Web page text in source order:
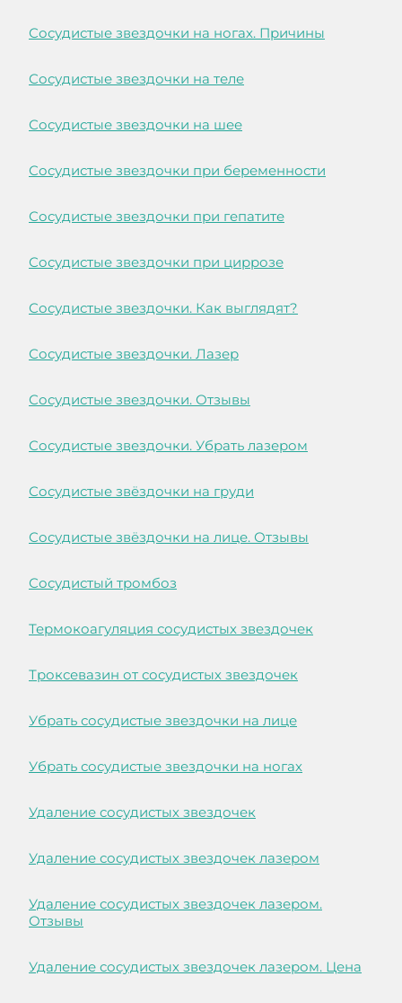
Сосудистые звездочки на ногах. Причины
Сосудистые звездочки на теле
Сосудистые звездочки на шее
Сосудистые звездочки при беременности
Сосудистые звездочки при гепатите
Сосудистые звездочки при циррозе
Сосудистые звездочки. Как выглядят?
Сосудистые звездочки. Лазер
Сосудистые звездочки. Отзывы
Сосудистые звездочки. Убрать лазером
Сосудистые звёздочки на груди
Сосудистые звёздочки на лице. Отзывы
Сосудистый тромбоз
Термокоагуляция сосудистых звездочек
Троксевазин от сосудистых звездочек
Убрать сосудистые звездочки на лице
Убрать сосудистые звездочки на ногах
Удаление сосудистых звездочек
Удаление сосудистых звездочек лазером
Удаление сосудистых звездочек лазером.
Отзывы
Удаление сосудистых звездочек лазером. Цена